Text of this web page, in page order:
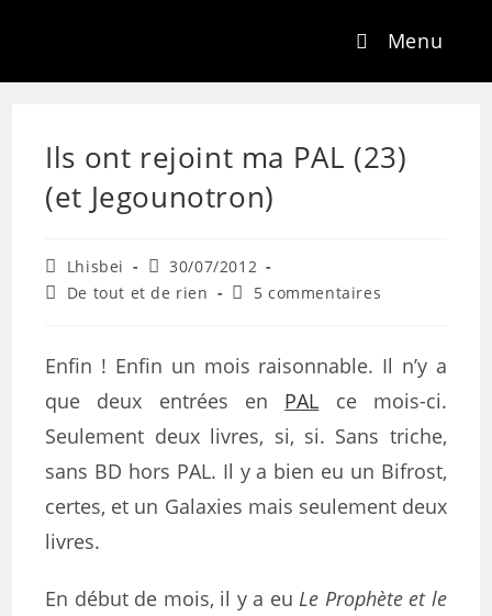
Menu
Ils ont rejoint ma PAL (23)
(et Jegounotron)
Lhisbei
30/07/2012
De tout et de rien
5 commentaires
Enfin ! Enfin un mois raisonnable. Il n’y a
que deux entrées en PAL ce mois-ci.
Seulement deux livres, si, si. Sans triche,
sans BD hors PAL. Il y a bien eu un Bifrost,
certes, et un Galaxies mais seulement deux
livres.
En début de mois, il y a euLe Prophète et le